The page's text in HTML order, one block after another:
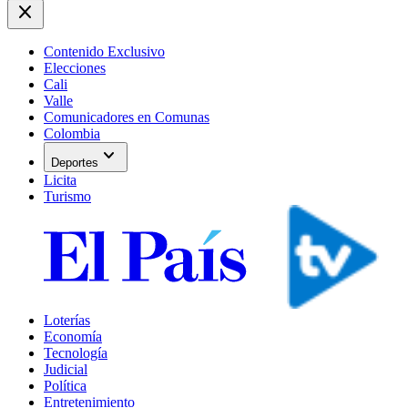
close
Contenido Exclusivo
Elecciones
Cali
Valle
Comunicadores en Comunas
Colombia
Deportes expand_more
Licita
Turismo
Loterías
Economía
Tecnología
Judicial
Política
Entretenimiento